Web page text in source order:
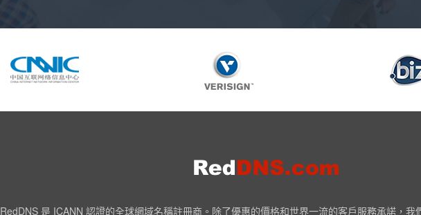
RedDNS 是 ICANN 認證的全球網域名稱註冊商。除了優惠的價格和世界一流的客戶服務承諾，我